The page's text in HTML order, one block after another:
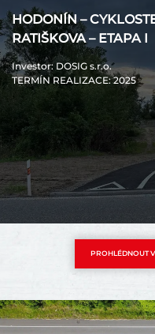
HODONÍN –
RATIŠKOVA – ETAPA I
Investor: DOSIG s.r.o.
TERMÍN REALIZACE: 2025
PROHLÉDNOUT